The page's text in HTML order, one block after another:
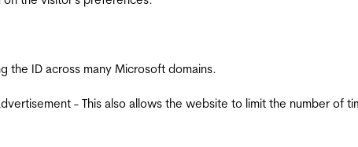
the ID across many Microsoft domains.
- This also allows the website to limit the number of